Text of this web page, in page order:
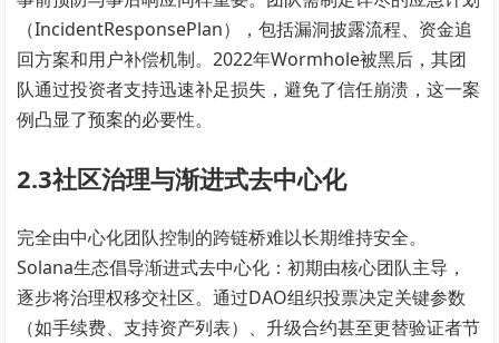
（IncidentResponsePlan），包括漏洞披露流程、资金追
回方案和用户补偿机制。2022年Wormhole被黑后，其团
队通过投资者支持迅速补足损失，避免了信任崩溃，这一案
例凸显了预案的必要性。
2.3社区治理与渐进式去中心化
完全由中心化团队控制的跨链桥难以长期维持安全。
Solana生态倡导渐进式去中心化：初期由核心团队主导，
逐步将治理权移交社区。通过DAO组织投票决定关键参数
（如手续费、支持资产列表）、升级合约甚至更替验证者节